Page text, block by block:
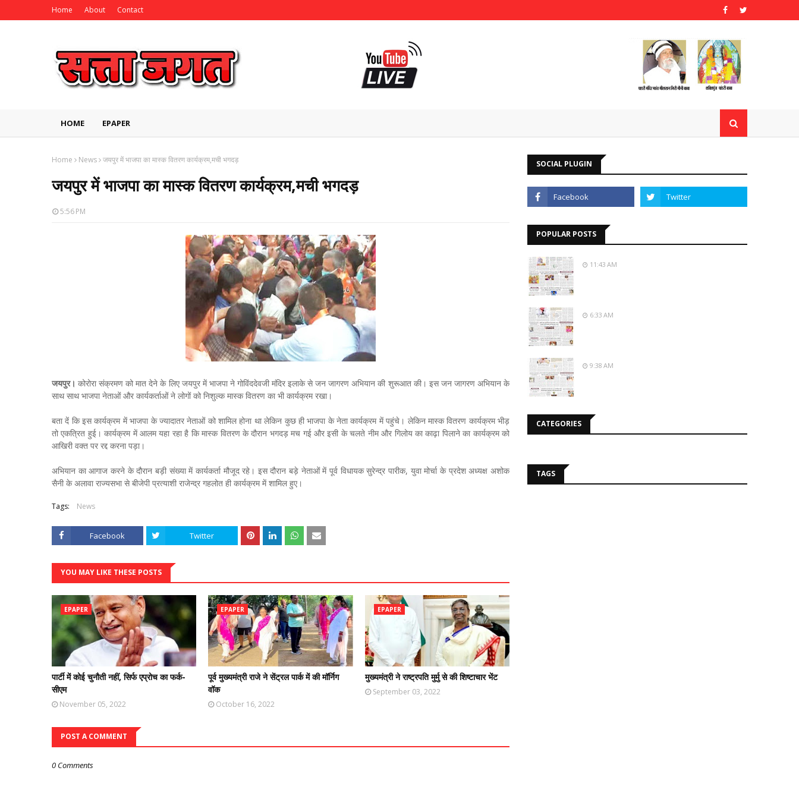
Home About Contact
HOME EPAPER
Home News जयपुर में भाजपा का मास्क वितरण कार्यक्रम,मची भगदड़
जयपुर में भाजपा का मास्क वितरण कार्यक्रम,मची भगदड़
5:56 PM
जयपुर। कोरोरा संक्रमण को मात देने के लिए जयपुर में भाजपा ने गोविंददेवजी मंदिर इलाके से जन जागरण अभियान की शुरूआत की। इस जन जागरण अभियान के
साथ साथ भाजपा नेताओं और कार्यकर्ताओं ने लोगों को निशुल्क मास्क वितरण का भी कार्यक्रम रखा।
बता दें कि इस कार्यक्रम में भाजपा के ज्यादातर नेताओं को शामिल होना था लेकिन कुछ ही भाजपा के नेता कार्यक्रम में पहुंचे। लेकिन मास्क वितरण कार्यक्रम भीड़
तो एकत्रित हुई। कार्यक्रम में आलम यहा रहा है कि मास्क वितरण के दौरान भगदड़ मच गई और इसी के चलते नीम और गिलोय का काढ़ा पिलाने का कार्यक्रम को
आखिरी वक्त पर रद्द करना पड़ा।
अभियान का आगाज करने के दौरान बड़ी संख्या में कार्यकर्ता मौजूद रहे। इस दौरान बड़े नेताओं में पूर्व विधायक सुरेन्द्र पारीक, युवा मोर्चा के प्रदेश अध्यक्ष अशोक
सैनी के अलावा राज्यसभा से बीजेपी प्रत्याशी राजेन्द्र गहलोत ही कार्यक्रम में शामिल हुए।
Tags: News
Facebook Twitter
YOU MAY LIKE THESE POSTS
EPAPER
पार्टी में कोई चुनौती नहीं, सिर्फ एप्रोच का फर्क-
सीएम
November 05, 2022
EPAPER
पूर्व मुख्यमंत्री राजे ने सेंट्रल पार्क में की मॉर्निग
वॉक
October 16, 2022
EPAPER
मुख्यमंत्री ने राष्ट्रपति मुर्मु से की शिष्टाचार भेंट
September 03, 2022
POST A COMMENT
0 Comments
SOCIAL PLUGIN
POPULAR POSTS
11:43 AM
6:33 AM
9:38 AM
CATEGORIES
TAGS